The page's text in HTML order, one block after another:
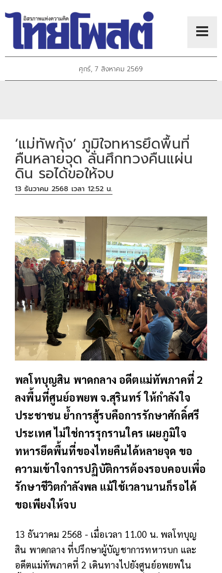
ศุกร์, 7 สิงหาคม 2569
‘แม่ทัพกุ้ง’ ภูมิใจทหารยึดพื้นที่
คืนหลายจุด ลั่นศึกทวงคืนแผ่น
ดิน รอได้ขอให้จบ
13 ธันวาคม 2568 เวลา 12:52 น.
พลโทบุญสิน พาดกลาง อดีตแม่ทัพภาคที่ 2
ลงพื้นที่ศูนย์อพยพ จ.สุรินทร์ ให้กำลังใจ
ประชาชน ย้ำการสู้รบคือการรักษาศักดิ์ศรี
ประเทศ ไม่ใช่การรุกรานใคร เผยภูมิใจ
ทหารยึดพื้นที่ของไทยคืนได้หลายจุด ขอ
ความเข้าใจการปฏิบัติการต้องรอบคอบเพื่อ
รักษาชีวิตกำลังพล แม้ใช้เวลานานก็รอได้
ขอเพียงให้จบ
13 ธันวาคม 2568 - เมื่อเวลา 11.00 น. พลโทบุญ
สิน พาดกลาง ที่ปรึกษาผู้บัญชาการทหารบก และ
อดีตแม่ทัพภาคที่ 2 เดินทางไปยังศูนย์อพยพใน